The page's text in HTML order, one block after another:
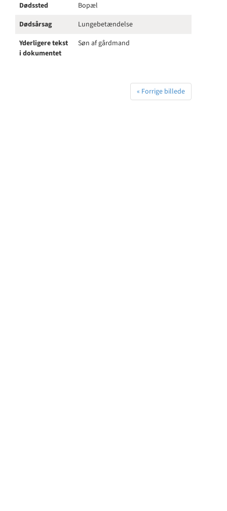
Dødssted
Bopæl
Dødsårsag
Lungebetændelse
Yderligere tekst
i dokumentet
Søn af gårdmand
« Forrige billede